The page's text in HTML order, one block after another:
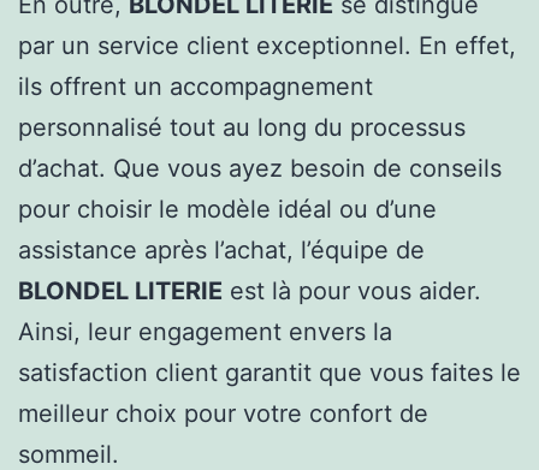
par un service client exceptionnel. En effet,
ils offrent un accompagnement
personnalisé tout au long du processus
d’achat. Que vous ayez besoin de conseils
pour choisir le modèle idéal ou d’une
assistance après l’achat, l’équipe de
BLONDEL LITERIE est là pour vous aider.
Ainsi, leur engagement envers la
satisfaction client garantit que vous faites le
meilleur choix pour votre confort de
sommeil.